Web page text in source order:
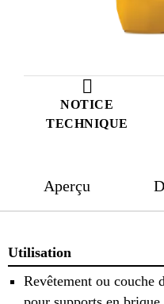
NOTICE
TECHNIQUE
Aperçu
Utilisation
Revêtement ou couche